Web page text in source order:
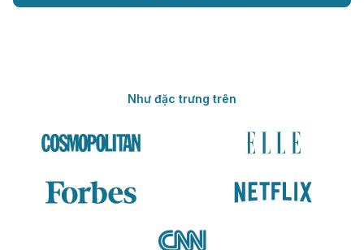
Như đặc trưng trên